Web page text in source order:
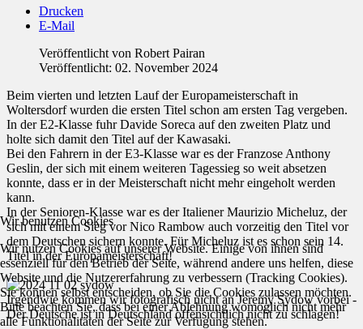
Drucken
E-Mail
Veröffentlicht von Robert Pairan
Veröffentlicht: 02. November 2024
Beim vierten und letzten Lauf der Europameisterschaft in
Woltersdorf wurden die ersten Titel schon am ersten Tag vergeben.
In der E2-Klasse fuhr Davide Soreca auf den zweiten Platz und
holte sich damit den Titel auf der Kawasaki.
Bei den Fahrern in der E3-Klasse war es der Franzose Anthony
Geslin, der sich mit einem weiteren Tagessieg so weit absetzen
konnte, dass er in der Meisterschaft nicht mehr eingeholt werden
kann.
In der Senioren-Klasse war es der Italiener Maurizio Micheluz, der
sich mit einem Sieg vor Nico Rambow auch vorzeitig den Titel vor
dem Deutschen sichern konnte. Für Micheluz ist es schon sein 14.
Titel in der Europameisterschaft!
Irgendwie kommen wir fotografisch nicht an Jeremy Sydow vorbei -
Der Deutsche ist in Deutschland offensichtlich nicht zu schlagen!
Wir benutzen Cookies
Wir nutzen Cookies auf unserer Website. Einige von ihnen sind
essenziell für den Betrieb der Seite, während andere uns helfen, diese
Website und die Nutzererfahrung zu verbessern (Tracking Cookies).
Sie können selbst entscheiden, ob Sie die Cookies zulassen möchten.
Bitte beachten Sie, dass bei einer Ablehnung womöglich nicht mehr
alle Funktionalitäten der Seite zur Verfügung stehen.